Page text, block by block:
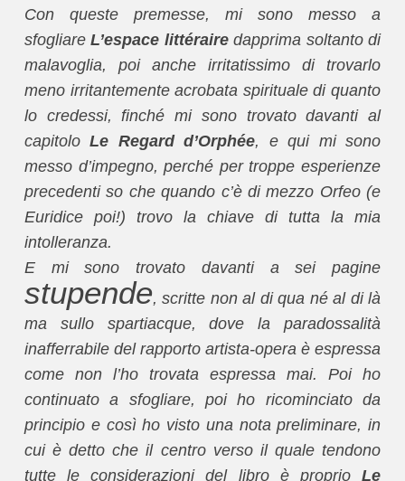
Con queste premesse, mi sono messo a
sfogliareL’espace littérairedapprima soltanto di
malavoglia, poi anche irritatissimo di trovarlo
meno irritantemente acrobata spirituale di quanto
lo credessi, finché mi sono trovato davanti al
capitoloLe Regard d’Orphée, e qui mi sono
messo d’impegno, perché per troppe esperienze
precedenti so che quando c’è di mezzo Orfeo (e
Euridice poi!) trovo la chiave di tutta la mia
intolleranza.
E mi sono trovato davanti a sei pagine
stupende, scritte non al di qua né al di là
ma sullo spartiacque, dove la paradossalità
inafferrabile del rapporto artista-opera è espressa
come non l’ho trovata espressa mai. Poi ho
continuato a sfogliare, poi ho ricominciato da
principio e così ho visto una nota preliminare, in
cui è detto che il centro verso il quale tendono
tutte le considerazioni del libro è proprio Le